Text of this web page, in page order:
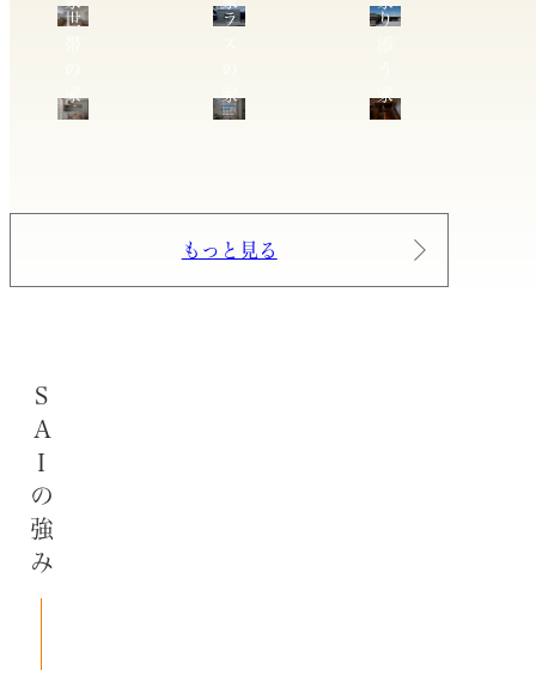
世
家
ラ
家
り
家
もっと見る
SAIの強み